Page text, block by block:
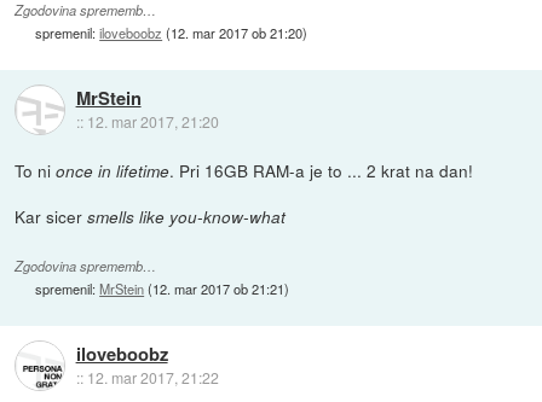
Zgodovina sprememb…
spremenil:iloveboobz (12. mar 2017 ob 21:20)
MrStein
:: 12. mar 2017, 21:20
To nionce in lifetime. Pri 16GB RAM-a je to ... 2 krat na dan!
Kar sicersmells like you-know-what
Zgodovina sprememb…
spremenil:MrStein(12. mar 2017 ob 21:21)
iloveboobz
:: 12. mar 2017, 21:22